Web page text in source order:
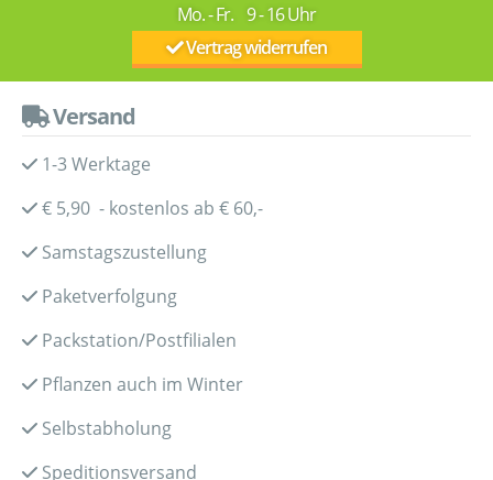
Mo. - Fr. 9 - 16 Uhr
Vertrag widerrufen
Versand
1-3 Werktage
€ 5,90 - kostenlos ab € 60,-
Samstagszustellung
Paketverfolgung
Packstation/Postfilialen
Pflanzen auch im Winter
Selbstabholung
Speditionsversand